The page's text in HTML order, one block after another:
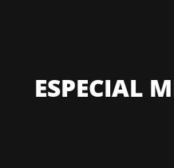
ESPECIAL